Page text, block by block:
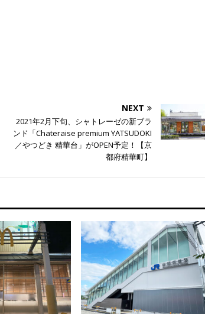
NEXT
2021年2月下旬、シャトレーゼの新ブラ
ンド「Chateraise premium YATSUDOKI
／やつどき 精華台」がOPEN予定！【京
都府精華町】